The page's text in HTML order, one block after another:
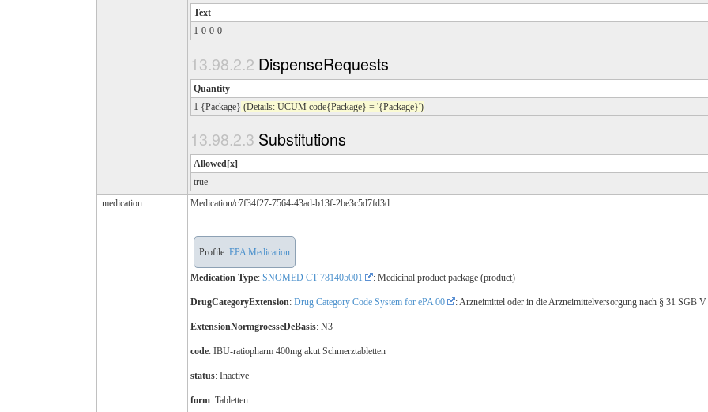
Text
1-0-0-0
DispenseRequests
Quantity
1 {Package} (Details: UCUM code{Package} = '{Package}')
Substitutions
Allowed[x]
true
medication
Medication/c7f34f27-7564-43ad-b13f-2be3c5d7fd3d
Profile: EPA Medication
Medication Type: SNOMED CT 781405001 : Medicinal product package (product)
DrugCategoryExtension: Drug Category Code System for ePA 00 : Arzneimittel oder in die Arzneimittelversorgung nach § 31 SGB V
ExtensionNormgroesseDeBasis: N3
code: IBU-ratiopharm 400mg akut Schmerztabletten
status: Inactive
form: Tabletten